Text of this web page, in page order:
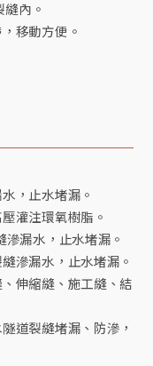
內。
移動方便。
，止水堵漏。
灌注環氧樹脂。
漏水，止水堵漏。
滲漏水，止水堵漏。
伸縮縫、施工縫、結
道裂縫堵漏、防滲，